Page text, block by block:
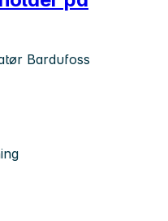
Bardufoss